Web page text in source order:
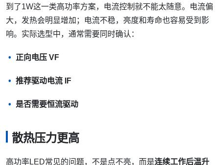
到了1W这一类高功率方案，电流控制就不能太随意。电流偏
大，发热会明显增加；电流不稳，亮度和寿命也容易受到影
响。实际选型中，通常需要同时确认：
正向电压 VF
推荐驱动电流 IF
是否需要恒流驱动
散热压力更高
高功率LED常见的问题，不是点不亮，而是连续工作后温升